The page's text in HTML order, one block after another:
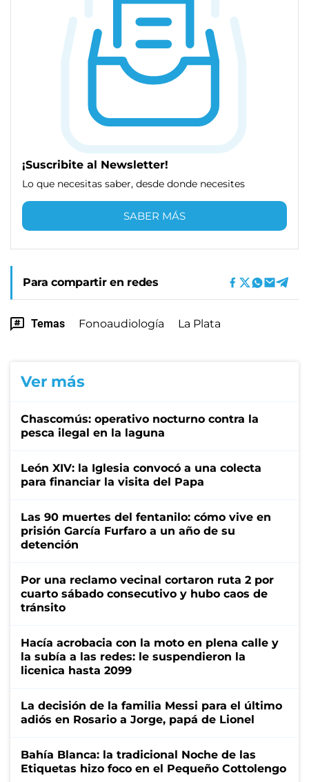
¡Suscribite al Newsletter!
Lo que necesitas saber, desde donde necesites
SABER MÁS
Para compartir en redes
Temas Fonoaudiología La Plata
Ver más
Chascomús: operativo nocturno contra la
pesca ilegal en la laguna
León XIV: la Iglesia convocó a una colecta
para financiar la visita del Papa
Las 90 muertes del fentanilo: cómo vive en
prisión García Furfaro a un año de su
detención
Por una reclamo vecinal cortaron ruta 2 por
cuarto sábado consecutivo y hubo caos de
tránsito
Hacía acrobacia con la moto en plena calle y
la subía a las redes: le suspendieron la
licenica hasta 2099
La decisión de la familia Messi para el último
adiós en Rosario a Jorge, papá de Lionel
Bahía Blanca: la tradicional Noche de las
Etiquetas hizo foco en el Pequeño Cottolengo